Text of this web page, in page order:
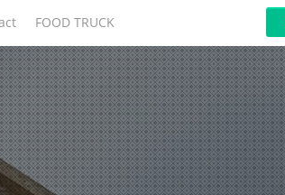
FOOD TRUCK